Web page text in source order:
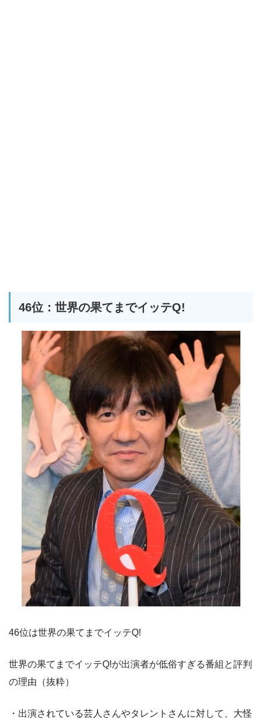
46位：世界の果てまでイッテQ!
46位は世界の果てまでイッテQ!
世界の果てまでイッテQ!が出演者が低俗すぎる番組と評判
の理由（抜粋）
・出演されている芸人さんやタレントさんに対して、大怪